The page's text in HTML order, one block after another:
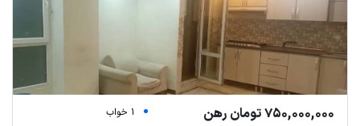
750,000,000 تومان رهن
1 خواب